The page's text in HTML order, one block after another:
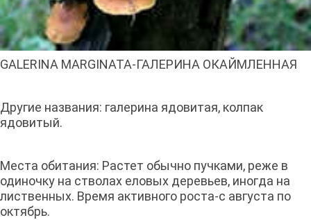
GALERINA MARGINATA-ГАЛЕРИНА ОКАЙМЛЕННАЯ
Другие названия: галерина ядовитая, колпак
ядовитый.
Места обитания: Растет обычно пучками, реже в
одиночку на стволах еловых деревьев, иногда на
лиственных. Время активного роста-с августа по
октябрь.